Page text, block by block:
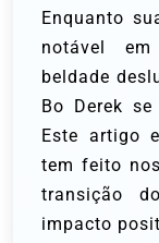
Enquanto
notável
beldade
Bo Derek
Este artigo
tem feito
transição
impacto